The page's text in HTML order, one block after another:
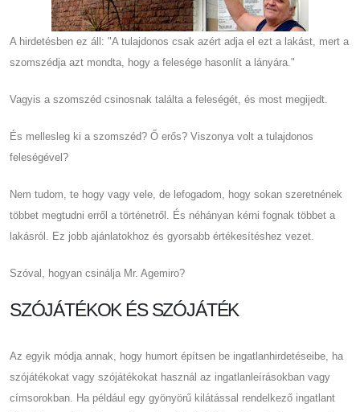
A hirdetésben ez áll: "A tulajdonos csak azért adja el ezt a lakást, mert a
szomszédja azt mondta, hogy a felesége hasonlít a lányára."
Vagyis a szomszéd csinosnak találta a feleségét, és most megijedt.
És mellesleg ki a szomszéd? Ő erős? Viszonya volt a tulajdonos
feleségével?
Nem tudom, te hogy vagy vele, de lefogadom, hogy sokan szeretnének
többet megtudni erről a történetről. És néhányan kérni fognak többet a
lakásról. Ez jobb ajánlatokhoz és gyorsabb értékesítéshez vezet.
Szóval, hogyan csinálja Mr. Agemiro?
SZÓJÁTÉKOK ÉS SZÓJÁTÉK
Az egyik módja annak, hogy humort építsen be ingatlanhirdetéseibe, ha
szójátékokat vagy szójátékokat használ az ingatlanleírásokban vagy
címsorokban. Ha például egy gyönyörű kilátással rendelkező ingatlant